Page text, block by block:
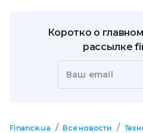
Коротко о
рассылке
Ваш email
Finance.ua / Все новости /